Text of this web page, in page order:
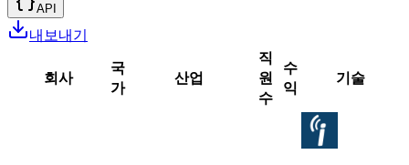
API
내보내기
회사
국
가
산업
직
원
수
수
익
기술